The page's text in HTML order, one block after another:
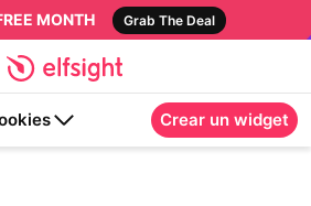
MONTH Grab The Deal
Crear un widget